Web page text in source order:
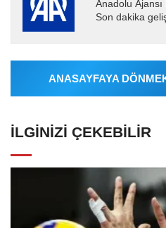
Anadolu
Son dakika
Ajansı
ANASAYFAYA
İLGINIZI ÇEKEBILIR